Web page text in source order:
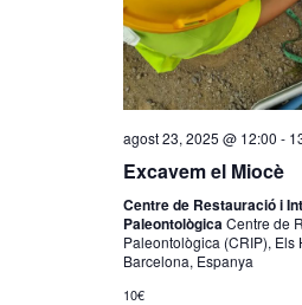
agost 23, 2025 @ 12:00 -
Excavem el Miocè
Centre de Restauració i
PaleontològicaCentre de
Paleontològica (CRIP), Els
Barcelona, Espanya
10€